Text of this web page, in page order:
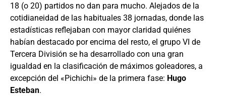
18 (o 20) partidos no dan para mucho. Alejados de la
cotidianeidad de las habituales 38 jornadas, donde las
estadísticas reflejaban con mayor claridad quiénes
habían destacado por encima del resto, el grupo VI de
Tercera División se ha desarrollado con una gran
igualdad en la clasificación de máximos goleadores, a
excepción del «Pichichi» de la primera fase: Hugo
Esteban.